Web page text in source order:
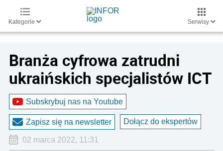
Kategorie Serwisy
Branża cyfrowa zatrudni
ukraińskich specjalistów ICT
Subskrybuj nas na Youtube
Zapisz się na newsletter Dołącz do ekspertów
02 marca 2022, 11:31